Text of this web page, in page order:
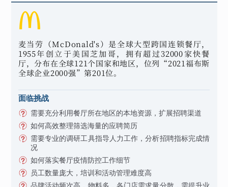
麦当劳（McDonald's）是全球大型跨国连锁餐厅，
1955年创立于美国芝加哥，拥有超过32000家快餐
厅，分布在全球121个国家和地区，位列“2021福布斯
全球企业2000强”第201位。
面临挑战
需要充分利用餐厅所在地区的本地资源，扩展招聘渠道
如何高效整理筛选海量的应聘简历
需要专业的调研工具指导人力工作，分析招聘指标完成情
况
如何落实餐厅疫情防控工作细节
员工数量庞大，培训和活动管理难度高